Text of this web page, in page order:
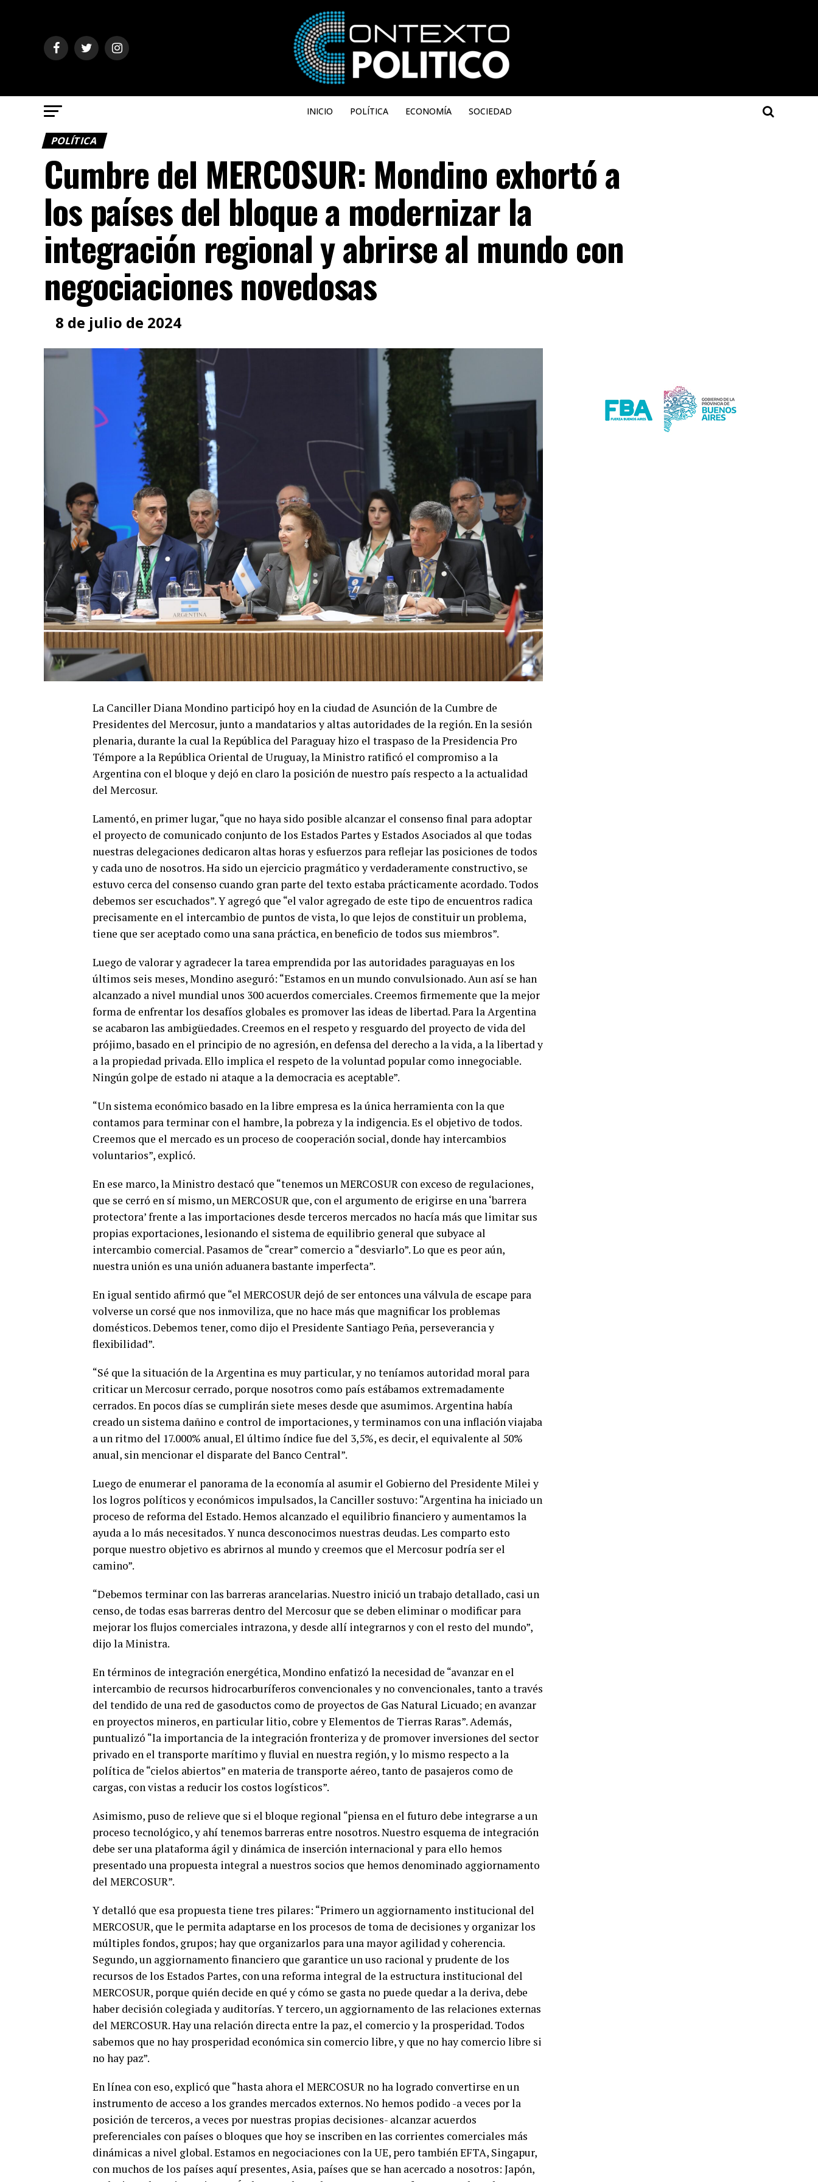
INICIO POLÍTICA ECONOMÍA SOCIEDAD
POLÍTICA
Cumbre del MERCOSUR: Mondino exhortó a
los países del bloque a modernizar la
integración regional y abrirse al mundo con
negociaciones novedosas
8 de julio de 2024
La Canciller Diana Mondino participó hoy en la ciudad de Asunción de la Cumbre de
Presidentes del Mercosur, junto a mandatarios y altas autoridades de la región. En la sesión
plenaria, durante la cual la República del Paraguay hizo el traspaso de la Presidencia Pro
Témpore a la República Oriental de Uruguay, la Ministro ratificó el compromiso a la
Argentina con el bloque y dejó en claro la posición de nuestro país respecto a la actualidad
del Mercosur.
Lamentó, en primer lugar, “que no haya sido posible alcanzar el consenso final para adoptar
el proyecto de comunicado conjunto de los Estados Partes y Estados Asociados al que todas
nuestras delegaciones dedicaron altas horas y esfuerzos para reflejar las posiciones de todos
y cada uno de nosotros. Ha sido un ejercicio pragmático y verdaderamente constructivo, se
estuvo cerca del consenso cuando gran parte del texto estaba prácticamente acordado. Todos
debemos ser escuchados”. Y agregó que “el valor agregado de este tipo de encuentros radica
precisamente en el intercambio de puntos de vista, lo que lejos de constituir un problema,
tiene que ser aceptado como una sana práctica, en beneficio de todos sus miembros”.
Luego de valorar y agradecer la tarea emprendida por las autoridades paraguayas en los
últimos seis meses, Mondino aseguró: “Estamos en un mundo convulsionado. Aun así se han
alcanzado a nivel mundial unos 300 acuerdos comerciales. Creemos firmemente que la mejor
forma de enfrentar los desafíos globales es promover las ideas de libertad. Para la Argentina
se acabaron las ambigüedades. Creemos en el respeto y resguardo del proyecto de vida del
prójimo, basado en el principio de no agresión, en defensa del derecho a la vida, a la libertad y
a la propiedad privada. Ello implica el respeto de la voluntad popular como innegociable.
Ningún golpe de estado ni ataque a la democracia es aceptable”.
“Un sistema económico basado en la libre empresa es la única herramienta con la que
contamos para terminar con el hambre, la pobreza y la indigencia. Es el objetivo de todos.
Creemos que el mercado es un proceso de cooperación social, donde hay intercambios
voluntarios”, explicó.
En ese marco, la Ministro destacó que “tenemos un MERCOSUR con exceso de regulaciones,
que se cerró en sí mismo, un MERCOSUR que, con el argumento de erigirse en una ‘barrera
protectora’ frente a las importaciones desde terceros mercados no hacía más que limitar sus
propias exportaciones, lesionando el sistema de equilibrio general que subyace al
intercambio comercial. Pasamos de “crear” comercio a “desviarlo”. Lo que es peor aún,
nuestra unión es una unión aduanera bastante imperfecta”.
En igual sentido afirmó que “el MERCOSUR dejó de ser entonces una válvula de escape para
volverse un corsé que nos inmoviliza, que no hace más que magnificar los problemas
domésticos. Debemos tener, como dijo el Presidente Santiago Peña, perseverancia y
flexibilidad”.
“Sé que la situación de la Argentina es muy particular, y no teníamos autoridad moral para
criticar un Mercosur cerrado, porque nosotros como país estábamos extremadamente
cerrados. En pocos días se cumplirán siete meses desde que asumimos. Argentina había
creado un sistema dañino e control de importaciones, y terminamos con una inflación viajaba
a un ritmo del 17.000% anual, El último índice fue del 3,5%, es decir, el equivalente al 50%
anual, sin mencionar el disparate del Banco Central”.
Luego de enumerar el panorama de la economía al asumir el Gobierno del Presidente Milei y
los logros políticos y económicos impulsados, la Canciller sostuvo: “Argentina ha iniciado un
proceso de reforma del Estado. Hemos alcanzado el equilibrio financiero y aumentamos la
ayuda a lo más necesitados. Y nunca desconocimos nuestras deudas. Les comparto esto
porque nuestro objetivo es abrirnos al mundo y creemos que el Mercosur podría ser el
camino”.
“Debemos terminar con las barreras arancelarias. Nuestro inició un trabajo detallado, casi un
censo, de todas esas barreras dentro del Mercosur que se deben eliminar o modificar para
mejorar los flujos comerciales intrazona, y desde allí integrarnos y con el resto del mundo”,
dijo la Ministra.
En términos de integración energética, Mondino enfatizó la necesidad de “avanzar en el
intercambio de recursos hidrocarburíferos convencionales y no convencionales, tanto a través
del tendido de una red de gasoductos como de proyectos de Gas Natural Licuado; en avanzar
en proyectos mineros, en particular litio, cobre y Elementos de Tierras Raras”. Además,
puntualizó “la importancia de la integración fronteriza y de promover inversiones del sector
privado en el transporte marítimo y fluvial en nuestra región, y lo mismo respecto a la
política de “cielos abiertos” en materia de transporte aéreo, tanto de pasajeros como de
cargas, con vistas a reducir los costos logísticos”.
Asimismo, puso de relieve que si el bloque regional “piensa en el futuro debe integrarse a un
proceso tecnológico, y ahí tenemos barreras entre nosotros. Nuestro esquema de integración
debe ser una plataforma ágil y dinámica de inserción internacional y para ello hemos
presentado una propuesta integral a nuestros socios que hemos denominado aggiornamento
del MERCOSUR”.
Y detalló que esa propuesta tiene tres pilares: “Primero un aggiornamento institucional del
MERCOSUR, que le permita adaptarse en los procesos de toma de decisiones y organizar los
múltiples fondos, grupos; hay que organizarlos para una mayor agilidad y coherencia.
Segundo, un aggiornamento financiero que garantice un uso racional y prudente de los
recursos de los Estados Partes, con una reforma integral de la estructura institucional del
MERCOSUR, porque quién decide en qué y cómo se gasta no puede quedar a la deriva, debe
haber decisión colegiada y auditorías. Y tercero, un aggiornamento de las relaciones externas
del MERCOSUR. Hay una relación directa entre la paz, el comercio y la prosperidad. Todos
sabemos que no hay prosperidad económica sin comercio libre, y que no hay comercio libre si
no hay paz”.
En línea con eso, explicó que “hasta ahora el MERCOSUR no ha logrado convertirse en un
instrumento de acceso a los grandes mercados externos. No hemos podido -a veces por la
posición de terceros, a veces por nuestras propias decisiones- alcanzar acuerdos
preferenciales con países o bloques que hoy se inscriben en las corrientes comerciales más
dinámicas a nivel global. Estamos en negociaciones con la UE, pero también EFTA, Singapur,
con muchos de los países aquí presentes, Asia, países que se han acercado a nosotros: Japón,